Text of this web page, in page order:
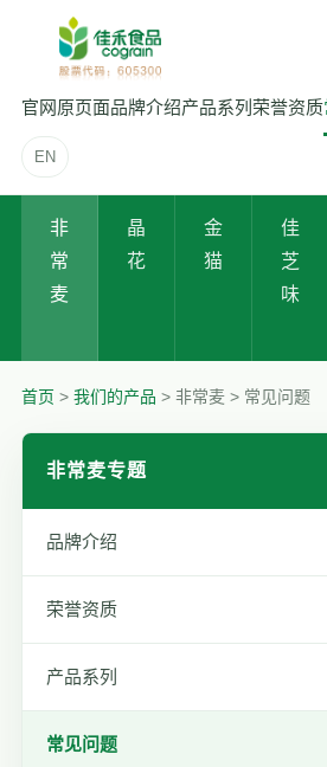
官网原页面品牌介绍产品系列 荣誉资质
EN
非
常
麦
晶
花
金
猫
佳
芝
味
首页 > 我们的产品 > 非常麦 > 常见问题
非常麦专题
品牌介绍
荣誉资质
产品系列
常见问题